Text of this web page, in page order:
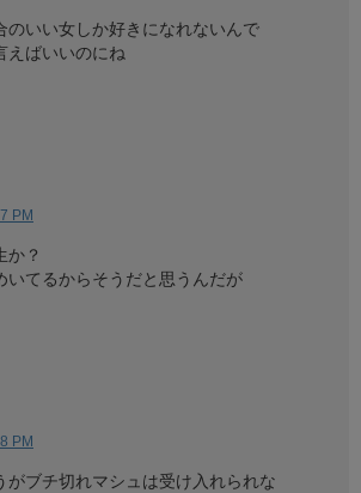
のいい女しか好きになれないんで
えばいいのにね
PM
か？
いてるからそうだと思うんだが
PM
がブチ切れマシュは受け入れられな